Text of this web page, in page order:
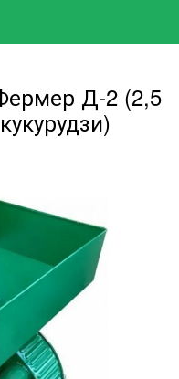
Д-2 (2,5